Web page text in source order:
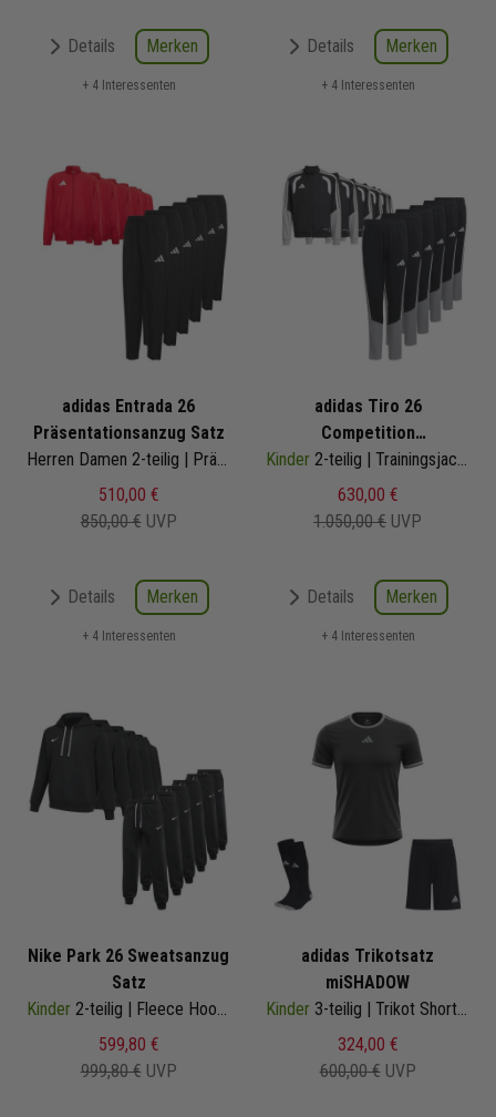
Details Merken
+ 4 Interessenten
Details Merken
+ 4 Interessenten
adidas Entrada 26
Präsentationsanzug Satz
510,00 €
850,00 € UVP
Details Merken
+ 4 Interessenten
adidas Tiro 26
Competition
Trainingsanzug Satz
Kinder 2-teilig | Trainingsjacke Trainingshose
630,00 €
1.050,00 € UVP
Details Merken
+ 4 Interessenten
Nike Park 26 Sweatsanzug
Satz
Kinder 2-teilig | Fleece Hoodie Fleece Sweathose | Jogginganzug Satz
599,80 €
999,80 € UVP
adidas Trikotsatz
miSHADOW
Kinder 3-teilig | Trikot Shorts Sockenstutzen | 88010 | Fussball Trikot Set
324,00 €
600,00 € UVP